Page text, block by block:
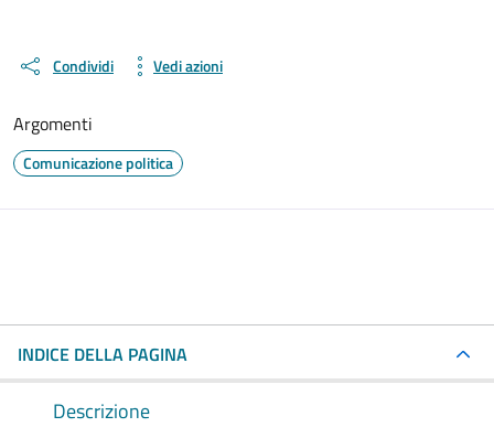
Condividi Vedi azioni
Argomenti
Comunicazione politica
INDICE DELLA PAGINA
Descrizione